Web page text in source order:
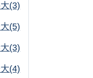
(3)
(5)
(3)
(4)